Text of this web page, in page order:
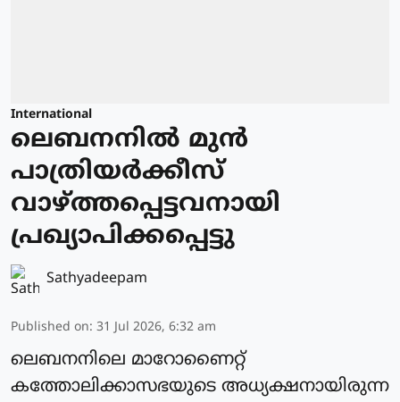
International
ലെബനനില്‍ മുന്‍
പാത്രിയര്‍ക്കീസ്
വാഴ്ത്തപ്പെട്ടവനായി
പ്രഖ്യാപിക്കപ്പെട്ടു
Sathyadeepam
Published on: 31 Jul 2026, 6:32 am
ലെബനനിലെ മാറോണൈറ്റ്
കത്തോലിക്കാസഭയുടെ അധ്യക്ഷനായിരുന്ന